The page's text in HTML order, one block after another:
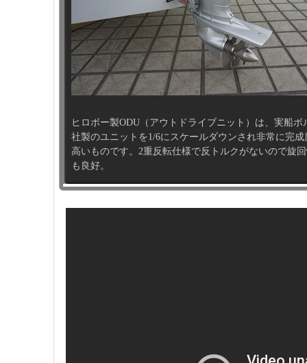
ヒロボー製ODU（アウトドライブニット）は、実船ボ
社製のユニットを1/6にスケールダウンされ非常に完成
高いものです。2重反転仕様で反トルクがないので旋
も良好。